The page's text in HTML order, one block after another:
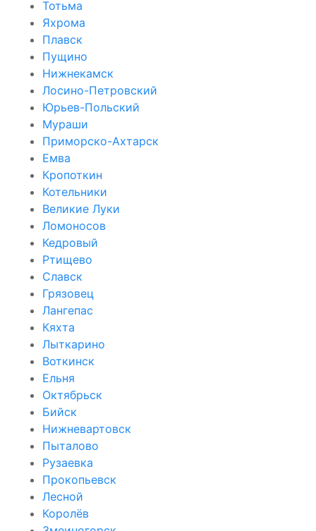
Тотьма
Яхрома
Плавск
Пущино
Нижнекамск
Лосино-Петровский
Юрьев-Польский
Мураши
Приморско-Ахтарск
Емва
Кропоткин
Котельники
Великие Луки
Ломоносов
Кедровый
Ртищево
Славск
Грязовец
Лангепас
Кяхта
Лыткарино
Воткинск
Ельня
Октябрьск
Бийск
Нижневартовск
Пыталово
Рузаевка
Прокопьевск
Лесной
Королёв